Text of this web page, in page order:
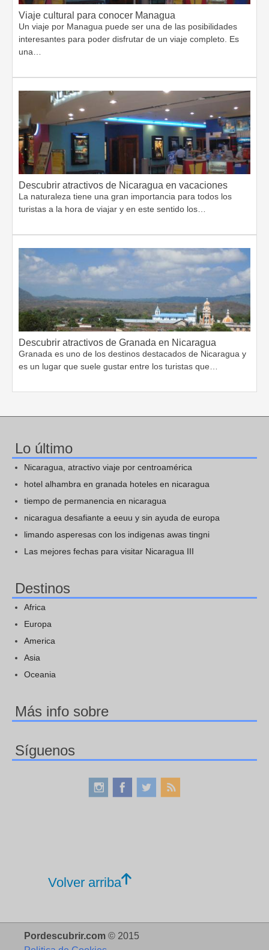
Viaje cultural para conocer Managua
Un viaje por Managua puede ser una de las posibilidades
interesantes para poder disfrutar de un viaje completo. Es
una…
Descubrir atractivos de Nicaragua en vacaciones
La naturaleza tiene una gran importancia para todos los
turistas a la hora de viajar y en este sentido los…
Descubrir atractivos de Granada en Nicaragua
Granada es uno de los destinos destacados de Nicaragua y
es un lugar que suele gustar entre los turistas que…
Lo último
Nicaragua, atractivo viaje por centroamérica
hotel alhambra en granada hoteles en nicaragua
tiempo de permanencia en nicaragua
nicaragua desafiante a eeuu y sin ayuda de europa
limando asperesas con los indigenas awas tingni
Las mejores fechas para visitar Nicaragua III
Destinos
Africa
Europa
America
Asia
Oceania
Más info sobre
Síguenos
Volver arriba
Pordescubrir.com © 2015